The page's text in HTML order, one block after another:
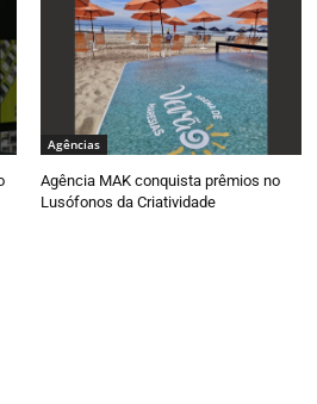
Agências
Agência MAK conquista prêmios no
Lusófonos da Criatividade